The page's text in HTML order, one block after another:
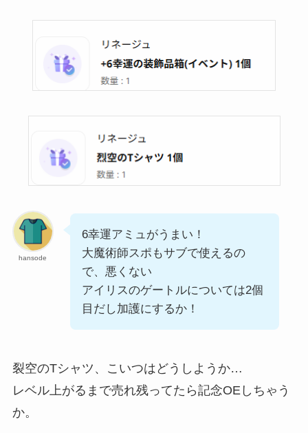
hansode
6幸運アミュがうまい！
大魔術師スポもサブで使えるの
で、悪くない
アイリスのゲートルについては2個
目だし加護にするか！
裂空のTシャツ、こいつはどうしようか…
レベル上がるまで売れ残ってたら記念OEしちゃう
か。